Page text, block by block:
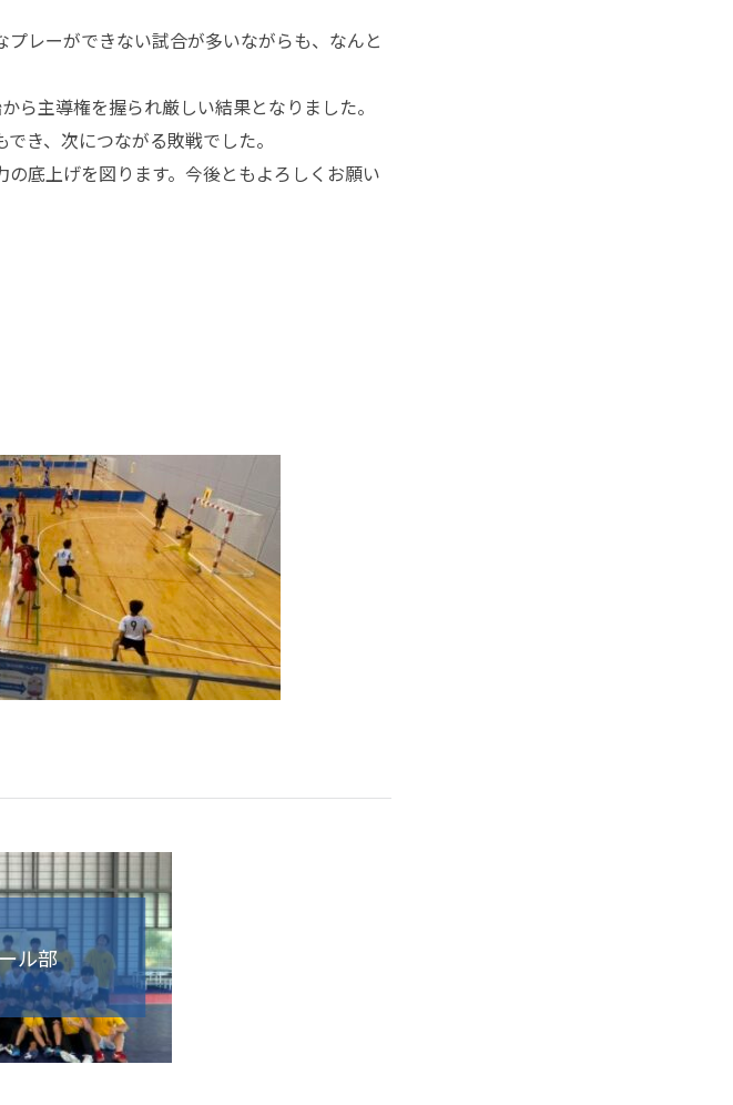
レーができない試合が多いながらも、 なんと
ら主導権を握られ厳しい結果となりました。
き、次につながる敗戦でした。
底上げを図ります。 今後ともよろしくお願い
ル部